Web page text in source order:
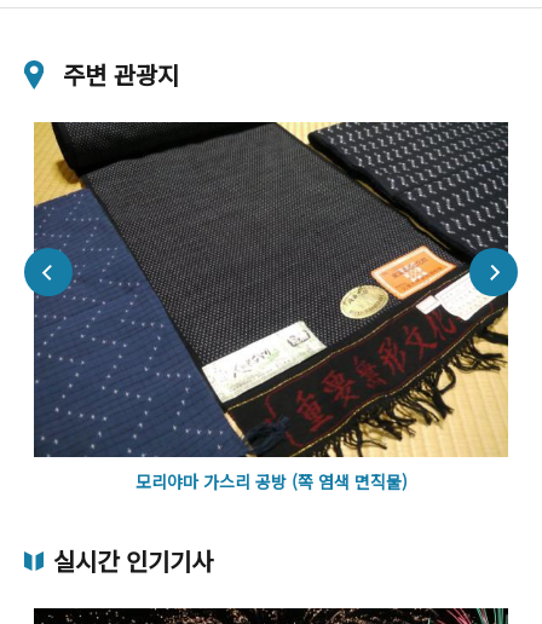
주변 관광지
모리야마 가스리 공방 (쪽 염색 면직물)
실시간 인기기사